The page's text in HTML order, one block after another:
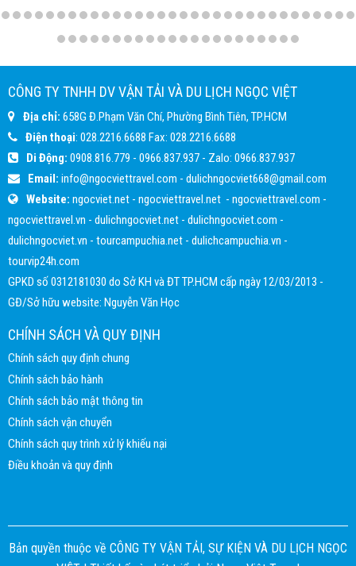
CÔNG TY TNHH DV VẬN TẢI VÀ DU LỊCH NGỌC VIỆT
Địa chỉ: 658G Đ.Phạm Văn Chí, Phường Bình Tiên, TP.HCM
Điện thoại: 028.2216.6688 Fax: 028.2216.6688
Di Động: 0908.816.779 - 0966.837.937 - Zalo: 0966.837.937
Email: info@ngocviettravel.com - dulichngocviet668@gmail.com
Website: ngocviet.net - ngocviettravel.net - ngocviettravel.com -
ngocviettravel.vn - dulichngocviet.net - dulichngocviet.com -
dulichngocviet.vn - tourcampuchia.net - dulichcampuchia.vn -
tourvip24h.com
GPKD số 0312181030 do Sở KH và ĐT TP.HCM cấp ngày 12/03/2013 -
GĐ/Sở hữu website: Nguyễn Văn Học
CHÍNH SÁCH VÀ QUY ĐỊNH
Chính sách quy định chung
Chính sách bảo hành
Chính sách bảo mật thông tin
Chính sách vận chuyển
Chính sách quy trình xử lý khiếu nại
Điều khoản và quy định
Bản quyền thuộc về CÔNG TY VẬN TẢI, SỰ KIỆN VÀ DU LỊCH NGỌC